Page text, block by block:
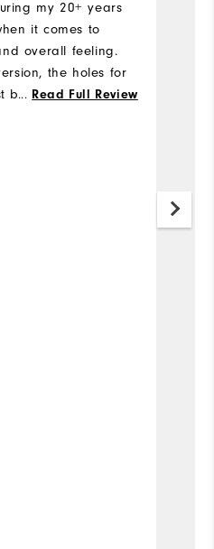
my 20+ years
it comes to
overall feeling.
the holes for
be made of metal
... Read Full Review